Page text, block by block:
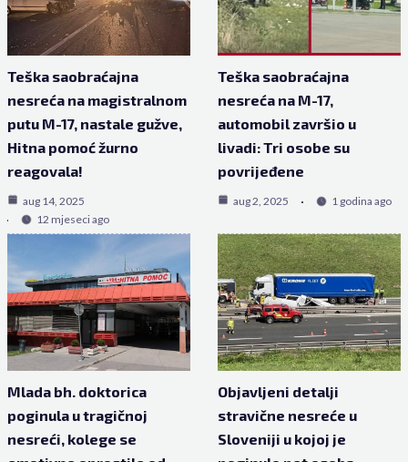
Teška saobraćajna
nesreća na magistralnom
putu M-17, nastale gužve,
Hitna pomoć žurno
reagovala!
aug 14, 2025
12 mjeseci ago
Teška saobraćajna
nesreća na M-17,
automobil završio u
livadi: Tri osobe su
povrijeđene
aug 2, 2025 1 godina ago
Mlada bh. doktorica
poginula u tragičnoj
nesreći, kolege se
Objavljeni detalji
stravične nesreće u
Sloveniji u kojoj je